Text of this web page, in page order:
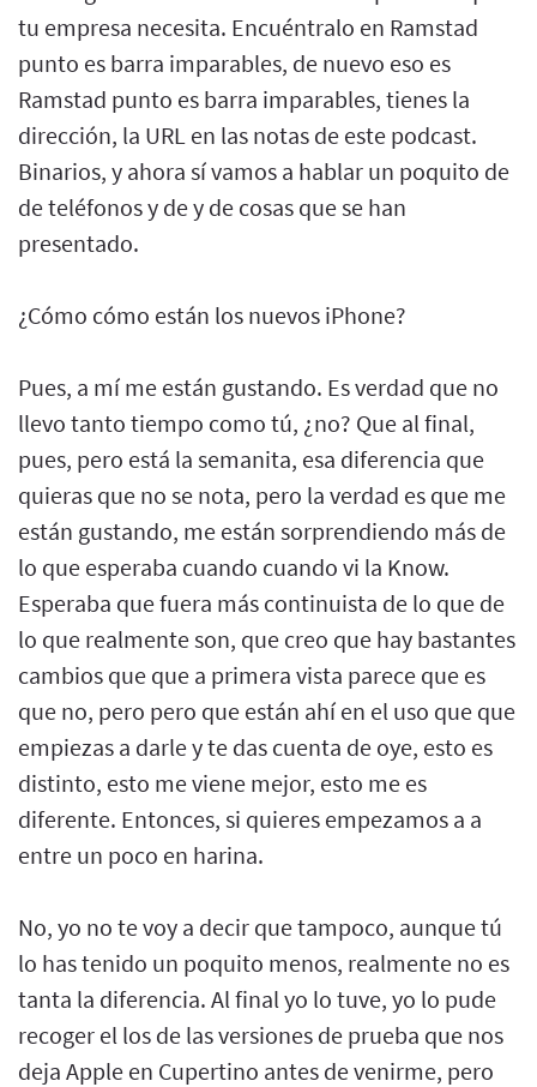
tu empresa necesita. Encuéntralo en Ramstad
punto es barra imparables, de nuevo eso es
Ramstad punto es barra imparables, tienes la
dirección, la URL en las notas de este podcast.
Binarios, y ahora sí vamos a hablar un poquito de
de teléfonos y de y de cosas que se han
presentado.
¿Cómo cómo están los nuevos iPhone?
Pues, a mí me están gustando. Es verdad que no
llevo tanto tiempo como tú, ¿no? Que al final,
pues, pero está la semanita, esa diferencia que
quieras que no se nota, pero la verdad es que me
están gustando, me están sorprendiendo más de
lo que esperaba cuando cuando vi la Know.
Esperaba que fuera más continuista de lo que de
lo que realmente son, que creo que hay bastantes
cambios que que a primera vista parece que es
que no, pero pero que están ahí en el uso que que
empiezas a darle y te das cuenta de oye, esto es
distinto, esto me viene mejor, esto me es
diferente. Entonces, si quieres empezamos a a
entre un poco en harina.
No, yo no te voy a decir que tampoco, aunque tú
lo has tenido un poquito menos, realmente no es
tanta la diferencia. Al final yo lo tuve, yo lo pude
recoger el los de las versiones de prueba que nos
deja Apple en Cupertino antes de venirme, pero